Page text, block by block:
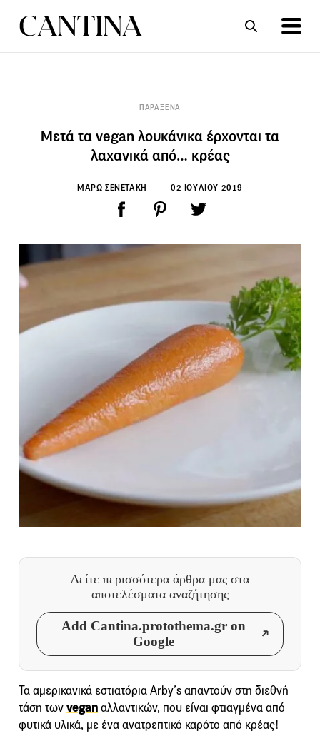
ΠΑΡΑΞΕΝΑ
Μετά τα vegan λουκάνικα έρχονται τα
λαχανικά από… κρέας
ΜΑΡΩ ΣΕΝΕΤΑΚΗ 02 ΙΟΥΛΙΟΥ 2019
Δείτε περισσότερα άρθρα μας στα
αποτελέσματα αναζήτησης
Add Cantina.protothema.gr on
Google
Τα αμερικανικά εστιατόρια Arby’s απαντούν στη διεθνή
τάση τωνveganαλλαντικών, που είναι φτιαγμένα από
φυτικά υλικά, με ένα ανατρεπτικό καρότο από κρέας!